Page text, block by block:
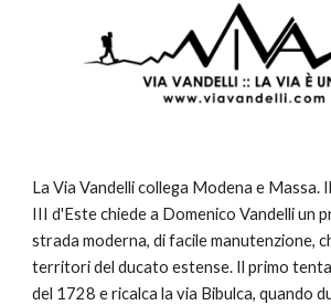
La Via Vandelli collega Modena e Massa.
III d'Este chiede a Domenico Vandelli un
strada moderna, di facile manutenzione,
territori del ducato estense. Il primo
del 1728 e ricalca la via Bibulca, quando